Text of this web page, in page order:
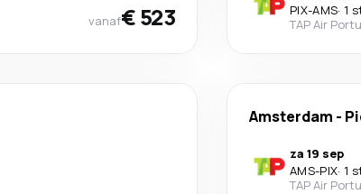
vanaf€ 523
PIX-AMS· 1
TAP Air
Amsterdam -
za 19 sep
AMS-PIX· 1
TAP Air